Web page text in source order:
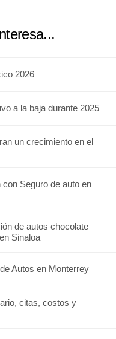
2026
a la baja durante 2025
un crecimiento en el
Seguro de auto en
de autos chocolate
Sinaloa
Autos en Monterrey
citas, costos y